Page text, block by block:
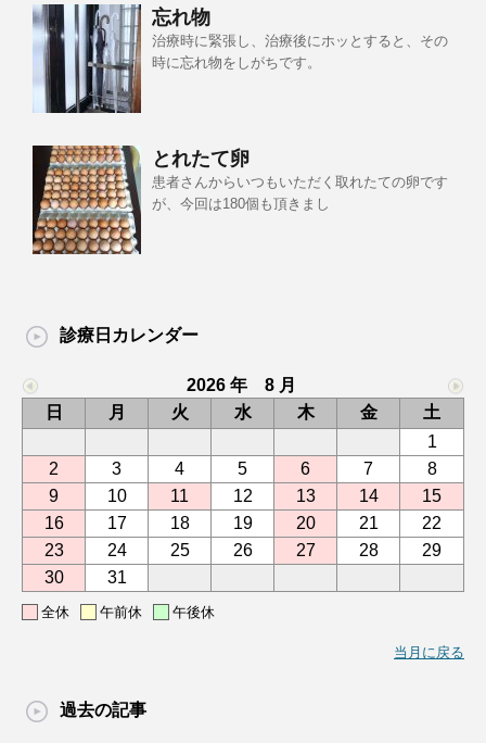
忘れ物
治療時に緊張し、治療後にホッとすると、その
時に忘れ物をしがちです。
とれたて卵
患者さんからいつもいただく取れたての卵です
が、今回は180個も頂きまし
診療日カレンダー
2026 年 8 月
日
月 火 水 木 金
土
1
2
3 4 5 6 7
8
9
10 11 12 13 14
15
16
17 18 19 20 21
22
23
24 25 26 27 28
29
30
31
全休 午前休 午後休
当月に戻る
過去の記事